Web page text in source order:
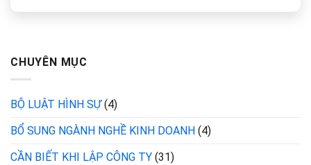
CHUYÊN MỤC
BỘ LUẬT HÌNH SỰ(4)
BỔ SUNG NGÀNH NGHỀ KINH DOANH (4)
CẦN BIẾT KHI LẬP CÔNG TY (31)